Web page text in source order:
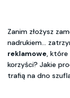
Zanim złożysz
nadrukiem…
reklamowe, które
korzyści? Jakie
trafią na dno